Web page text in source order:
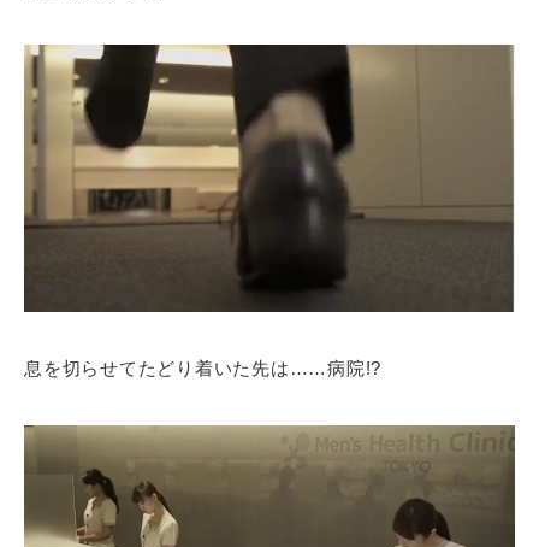
息を切らせてたどり着いた先は……病院!?